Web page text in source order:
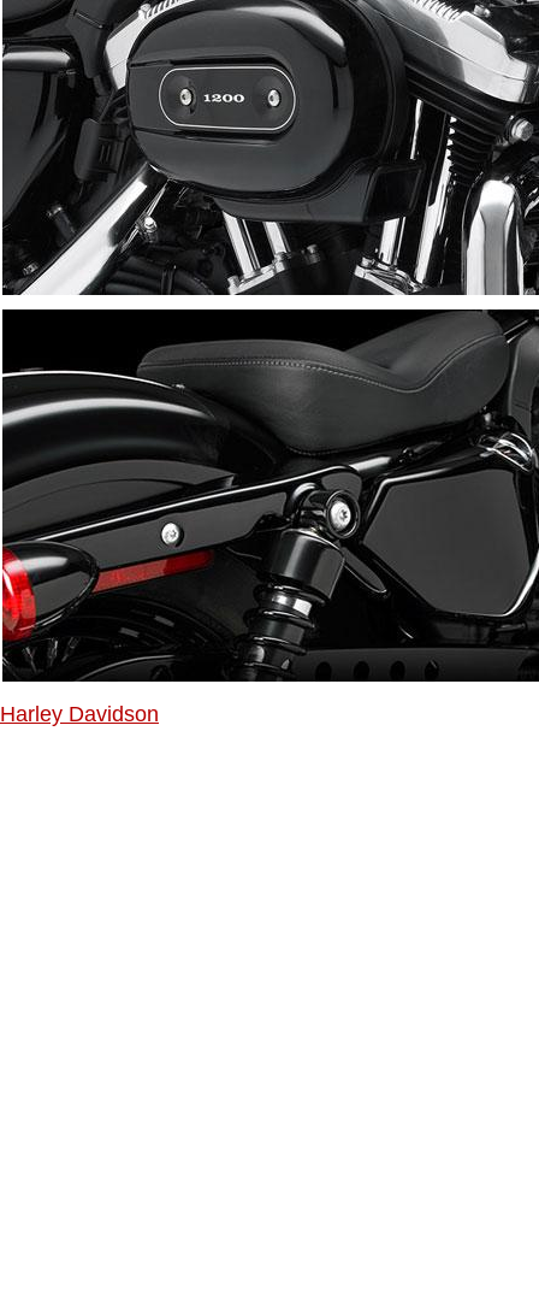
Harley Davidson